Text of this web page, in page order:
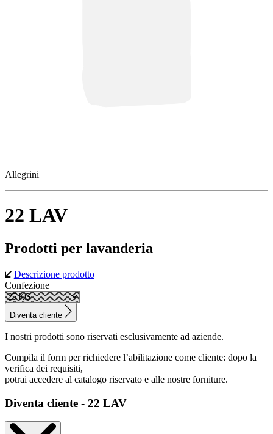
Allegrini
22 LAV
Prodotti per lavanderia
Descrizione prodotto
Confezione
Diventa cliente
I nostri prodotti sono riservati esclusivamente ad aziende.
Compila il form per richiedere l’abilitazione come cliente: dopo la
verifica dei requisiti,
potrai accedere al catalogo riservato e alle nostre forniture.
Diventa cliente - 22 LAV